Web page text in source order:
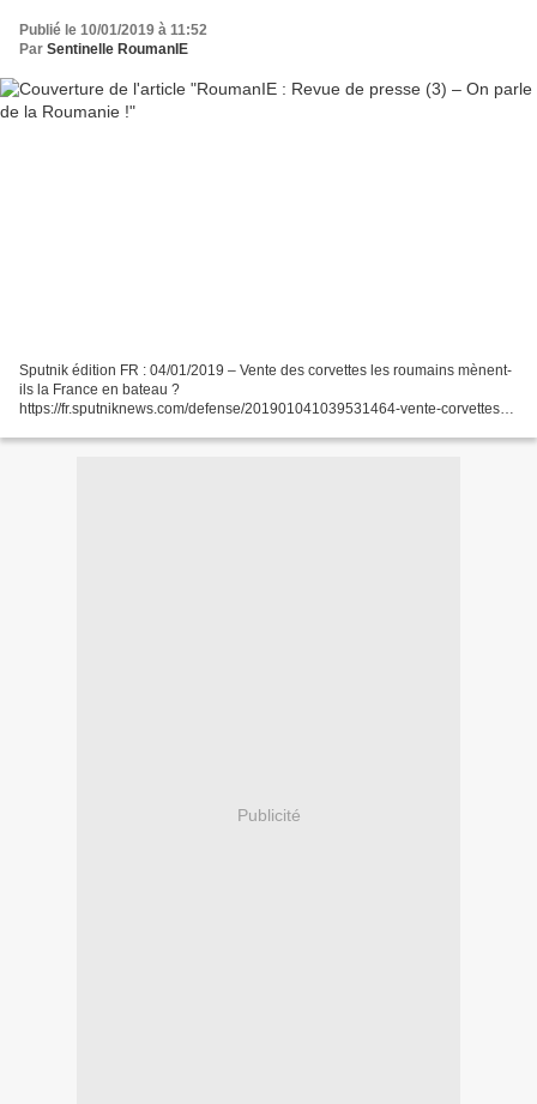
Publié le 10/01/2019 à 11:52
Par Sentinelle RoumanIE
Sputnik édition FR : 04/01/2019 – Vente des corvettes les roumains mènent-
ils la France en bateau ?
https://fr.sputniknews.com/defense/201901041039531464-vente-corvettes-
06/01/2019 - Roumanie...
Publicité